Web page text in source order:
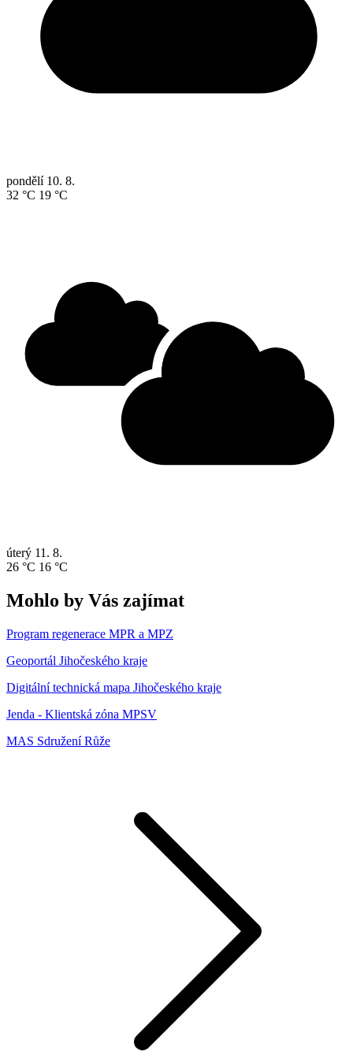
pondělí 10. 8.
32 °C 19 °C
úterý 11. 8.
26 °C 16 °C
Mohlo by Vás zajímat
Program regenerace MPR a MPZ
Geoportál Jihočeského kraje
Digitální technická mapa Jihočeského kraje
Jenda - Klientská zóna MPSV
MAS Sdružení Růže